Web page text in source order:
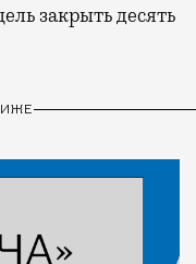
закрыть десять